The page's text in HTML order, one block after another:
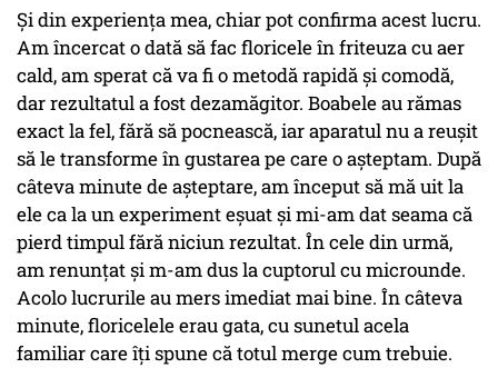
Și din experiența mea, chiar pot confirma acest lucru.
Am încercat o dată să fac floricele în friteuza cu aer
cald, am sperat că va fi o metodă rapidă și comodă,
dar rezultatul a fost dezamăgitor. Boabele au rămas
exact la fel, fără să pocnească, iar aparatul nu a reușit
să le transforme în gustarea pe care o așteptam. După
câteva minute de așteptare, am început să mă uit la
ele ca la un experiment eșuat și mi-am dat seama că
pierd timpul fără niciun rezultat. În cele din urmă,
am renunțat și m-am dus la cuptorul cu microunde.
Acolo lucrurile au mers imediat mai bine. În câteva
minute, floricelele erau gata, cu sunetul acela
familiar care îți spune că totul merge cum trebuie.